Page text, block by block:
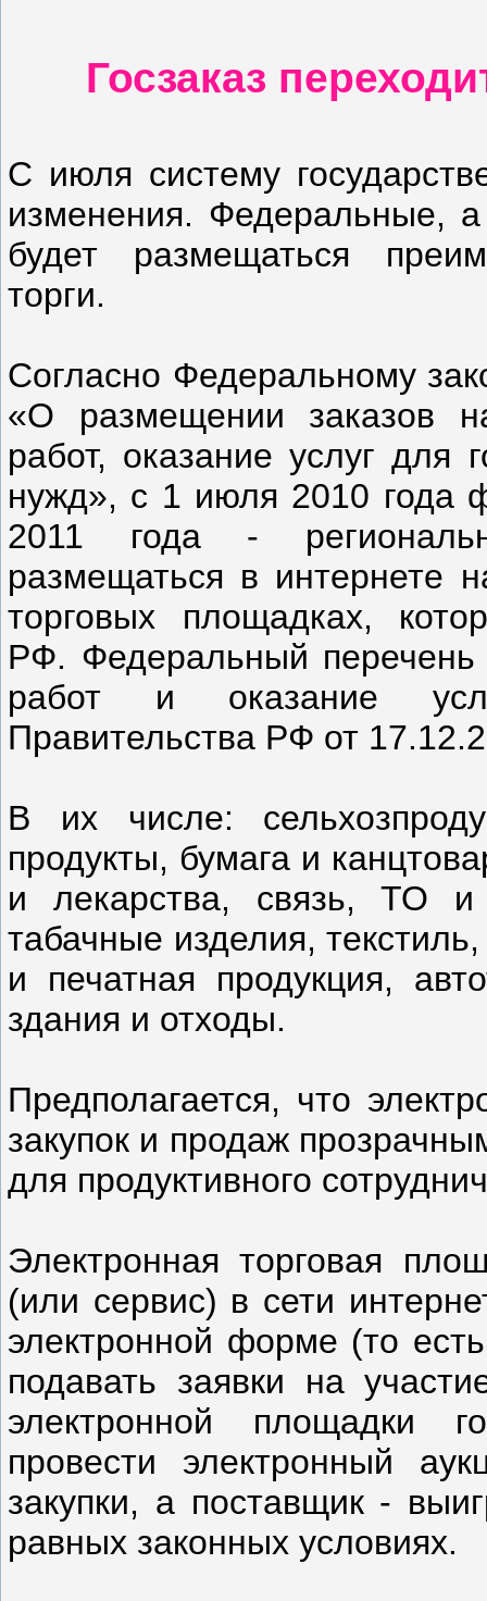
Госзаказ
С июля систему
изменения. Федеральные, а
будет размещаться
торги.
Согласно Федеральному
«О размещении заказов
работ, оказание услуг для
нужд», с 1 июля 2010 года
2011 года -
размещаться в интернете
торговых площадках,
РФ. Федеральный перечень
работ и оказание
Правительства РФ от
В их числе:
продукты, бумага и
и лекарства, связь, ТО и
табачные изделия,
и печатная продукция,
здания и отходы.
Предполагается, что
закупок и продаж
для продуктивного
Электронная торговая
(или сервис) в сети
электронной форме (то
подавать заявки на
электронной площадки
провести электронный
закупки, а поставщик -
равных законных условиях.